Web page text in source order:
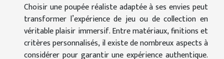
Choisir une poupée réaliste adaptée à ses envies peut
transformer l’expérience de jeu ou de collection en
véritable plaisir immersif. Entre matériaux, finitions et
critères personnalisés, il existe de nombreux aspects à
considérer pour garantir une expérience authentique.